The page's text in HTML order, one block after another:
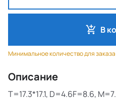
В
Минимальное количество для заказа
Описание
T=17.3*17.1, D=4.6F=8.6,